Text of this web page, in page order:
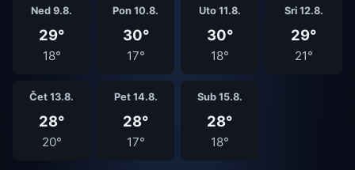
Ned 9.8.
29°
18°
Pon 10.8.
30°
17°
Uto 11.8.
30°
18°
Sri 12.8.
29°
21°
Čet 13.8.
28°
20°
Pet 14.8.
28°
17°
Sub 15.8.
28°
18°